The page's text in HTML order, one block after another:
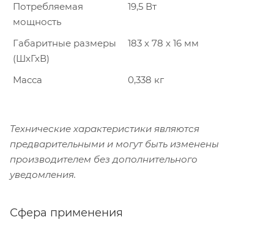
Потребляемая
мощность
19,5 Вт
Габаритные размеры
(ШхГхВ)
183 х 78 х 16 мм
Масса 0,338 кг
Технические характеристики являются
предварительными и могут быть изменены
производителем без дополнительного
уведомления.
Сфера применения